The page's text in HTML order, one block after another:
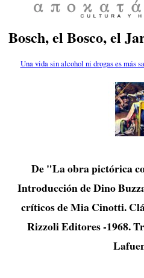
Bosch, el Bosco, el
Una vida sin alcohol ni drogas es más
De "La obra pictórica
Introducción de Dino
críticos de Mia Cinotti.
Rizzoli Editores -1968.